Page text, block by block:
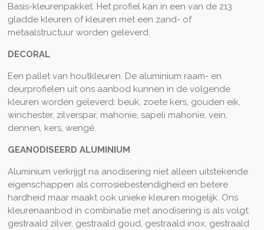
Basis-kleurenpakket. Het profiel kan in een van de 213
gladde kleuren of kleuren met een zand- of
metaalstructuur worden geleverd.
DECORAL
Een pallet van houtkleuren. De aluminium raam- en
deurprofielen uit ons aanbod kunnen in de volgende
kleuren worden geleverd: beuk, zoete kers, gouden eik,
winchester, zilverspar, mahonie, sapeli mahonie, vein,
dennen, kers, wengé.
GEANODISEERD ALUMINIUM
Aluminium verkrijgt na anodisering niet alleen uitstekende
eigenschappen als corrosiebestendigheid en betere
hardheid maar maakt ook unieke kleuren mogelijk. Ons
kleurenaanbod in combinatie met anodisering is als volgt:
gestraald zilver, gestraald goud, gestraald inox, gestraald